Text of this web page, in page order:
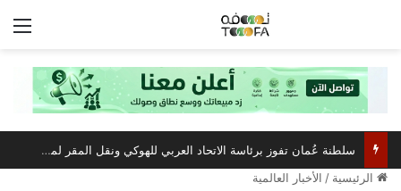
الرئيسية / الأخبار العالمية